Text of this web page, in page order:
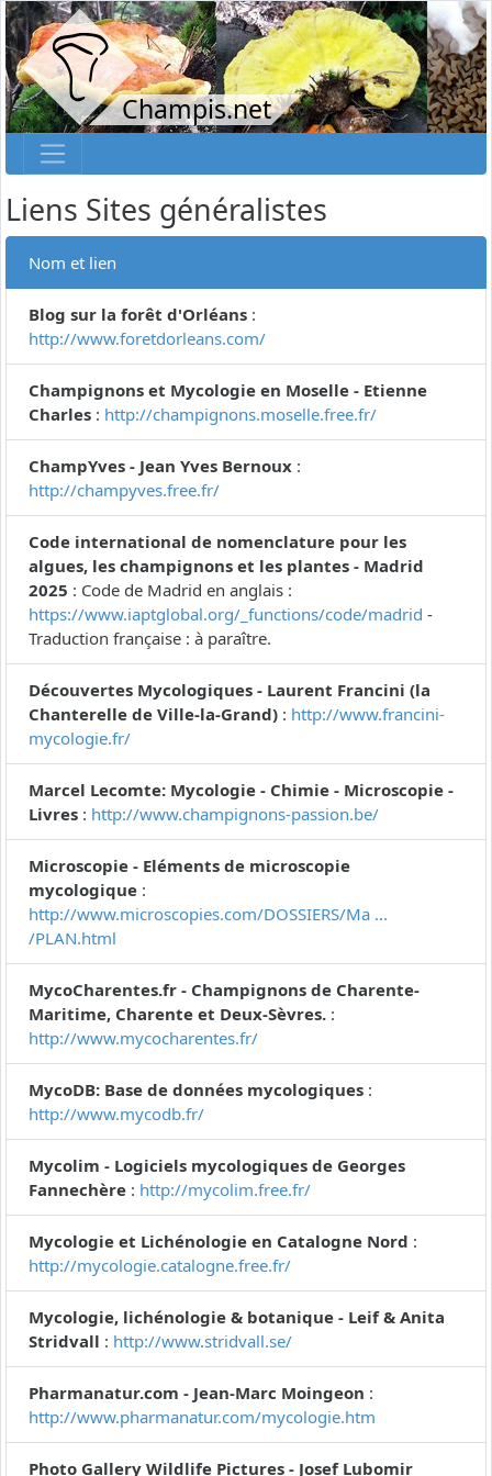
Champis.net
Liens Sites généralistes
Nom et lien
Blog sur la forêt d'Orléans :
http://www.foretdorleans.com/
Champignons et Mycologie en Moselle - Etienne
Charles : http://champignons.moselle.free.fr/
ChampYves - Jean Yves Bernoux :
http://champyves.free.fr/
Code international de nomenclature pour les
algues, les champignons et les plantes - Madrid
2025 : Code de Madrid en anglais :
https://www.iaptglobal.org/_functions/code/madrid -
Traduction française : à paraître.
Découvertes Mycologiques - Laurent Francini (la
Chanterelle de Ville-la-Grand) : http://www.francini-
mycologie.fr/
Marcel Lecomte: Mycologie - Chimie - Microscopie -
Livres : http://www.champignons-passion.be/
Microscopie - Eléments de microscopie
mycologique :
http://www.microscopies.com/DOSSIERS/Ma ...
/PLAN.html
MycoCharentes.fr - Champignons de Charente-
Maritime, Charente et Deux-Sèvres. :
http://www.mycocharentes.fr/
MycoDB: Base de données mycologiques :
http://www.mycodb.fr/
Mycolim - Logiciels mycologiques de Georges
Fannechère : http://mycolim.free.fr/
Mycologie et Lichénologie en Catalogne Nord :
http://mycologie.catalogne.free.fr/
Mycologie, lichénologie & botanique - Leif & Anita
Stridvall : http://www.stridvall.se/
Pharmanatur.com - Jean-Marc Moingeon :
http://www.pharmanatur.com/mycologie.htm
Photo Gallery Wildlife Pictures - Josef Lubomir